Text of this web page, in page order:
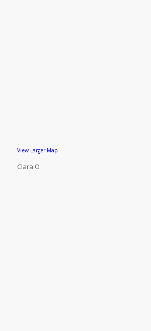
View Larger Map
Clara O